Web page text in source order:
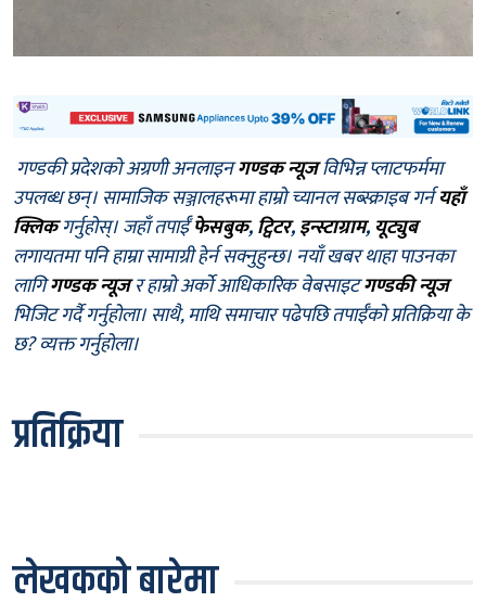
गण्डकी प्रदेशको अग्रणी अनलाइनगण्डक न्यूजविभिन्न प्लाटफर्ममा
उपलब्ध छन्। सामाजिक सञ्जालहरूमा हाम्रो च्यानल सब्स्क्राइब गर्नयहाँ
क्लिकगर्नुहोस्। जहाँ तपाईँफेसबुक,ट्विटर,इन्स्टाग्राम, यूट्युब
लगायतमा पनि हाम्रा सामाग्री हेर्न सक्नुहुन्छ। नयाँ खबर थाहा पाउनका
लागिगण्डक न्यूजर हाम्रो अर्को आधिकारिक वेबसाइटगण्डकी न्यूज
भिजिट गर्दै गर्नुहोला। साथै, माथि समाचार पढेपछि तपाईँको प्रतिक्रिया के
छ? व्यक्त गर्नुहोला।
प्रतिक्रिया
लेखकको बारेमा